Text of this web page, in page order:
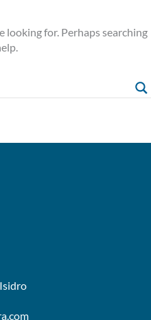
looking for. Perhaps searching